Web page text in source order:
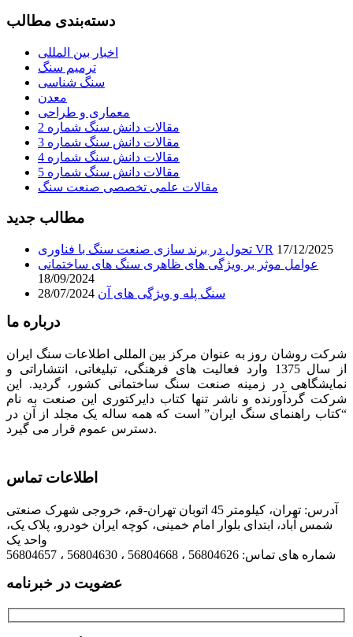
دسته‌بندی مطالب
اخبار بین المللی
ترمیم سنگ
سنگ شناسی
معدن
معماری و طراحی
مقالات دانش سنگ شماره 2
مقالات دانش سنگ شماره 3
مقالات دانش سنگ شماره 4
مقالات دانش سنگ شماره 5
مقالات علمی تخصصی صنعت سنگ
مطالب جدید
تحول در برند سازی صنعت سنگ با فناوری VR 17/12/2025
عوامل موثر بر ویژگی های ظاهری سنگ های ساختمانی
18/09/2024
سنگ پله و ویژگی های آن 28/07/2024
درباره ما
شرکت روشان روز به عنوان مرکز بین المللی اطلاعات سنگ ایران
از سال 1375 وارد فعالیت های فرهنگی، تبلیغاتی، انتشاراتی و
نمایشگاهی در زمینه صنعت سنگ ساختمانی کشور، گردید. این
شرکت گردآورنده و ناشر تنها کتاب دایرکتوری این صنعت به نام
“کتاب راهنمای سنگ ایران” است که همه ساله یک مجلد از آن در
دسترس عموم قرار می گیرد.
اطلاعات تماس
آدرس: تهران، کیلومتر 45 اتوبان تهران-قم، خروجی شهرک صنعتی
شمس آباد، ابتدای بلوار امام خمینی، کوچه ایران خودرو، پلاک یک،
واحد یک
شماره های تماس: 56804626 ، 56804668 ، 56804630 ، 56804657
عضویت در خبرنامه